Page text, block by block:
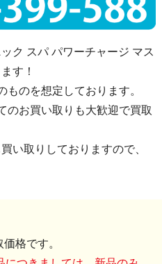
ク スパ パワーチャージ マス
す！
のを想定しております。
のお買い取りも大歓迎で買取
い取りしておりますので、
格です。